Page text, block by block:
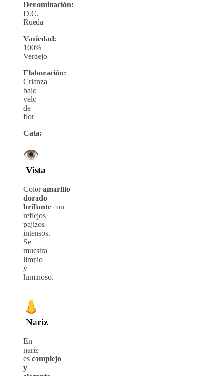
Denominación:
D.O.
Rueda
Variedad:
100%
Verdejo
Elaboración:
Crianza
bajo
velo
de
flor
Cata:
Vista
Coloramarillo
dorado
brillante con
reflejos
pajizos
intensos.
Se
muestra
limpio
y
luminoso.
Nariz
En
nariz
es complejo
y